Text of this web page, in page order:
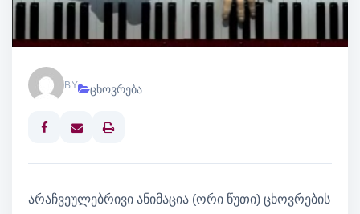
BY ცხოვრება
Print
არაჩვეულებრივი ანიმაცია (ორი წუთი) ცხოვრების